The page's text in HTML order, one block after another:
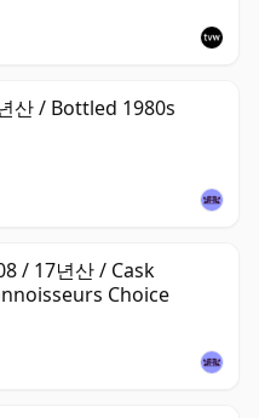
산 / Bottled 1980s
/ 17년산 / Cask
Choice